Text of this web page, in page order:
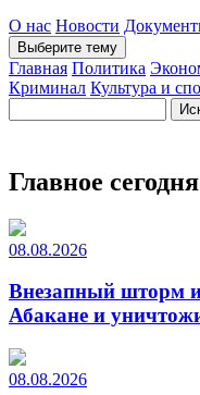
О нас Новости
Выберите тему
Главная Политика
Криминал Культура и
Главное сегодня
08.08.2026
Внезапный шторм
Абакане и
08.08.2026